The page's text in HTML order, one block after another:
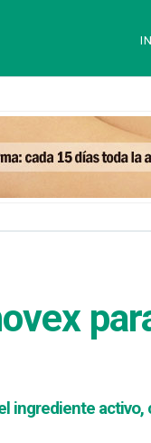
ingrediente